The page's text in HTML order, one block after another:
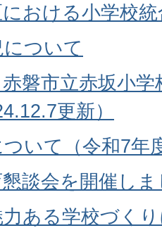
おける小学校
ついて
赤磐市立赤坂小
更新）
いて（令和7年
談会を開催し
ある学校づく